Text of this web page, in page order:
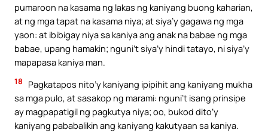
pumaroon na kasama ng lakas ng kaniyang buong kaharian,
at ng mga tapat na kasama niya; at siya’y gagawa ng mga
yaon: at ibibigay niya sa kaniya ang anak na babae ng mga
babae, upang hamakin; nguni’t siya’y hindi tatayo, ni siya’y
mapapasa kaniya man.
18
Pagkatapos nito’y kaniyang ipipihit ang kaniyang mukha
sa mga pulo, at sasakop ng marami: nguni’t isang prinsipe
ay magpapatigil ng pagkutya niya; oo, bukod dito’y
kaniyang pababalikin ang kaniyang kakutyaan sa kaniya.